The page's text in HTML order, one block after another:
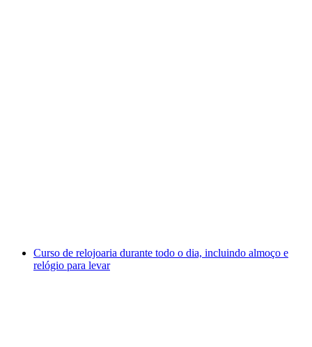
Curso de relojoaria durante todo o dia, incluindo almoço e
relógio para levar